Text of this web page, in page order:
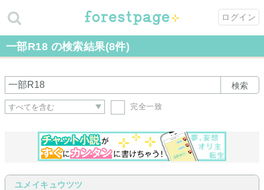
ログイン
一部R18 の検索結果(8件)
検索
完全一致
ユメイキュウツツ